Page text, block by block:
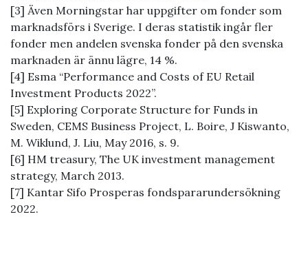
[3] Även Morningstar har uppgifter om fonder som
marknadsförs i Sverige. I deras statistik ingår fler
fonder men andelen svenska fonder på den svenska
marknaden är ännu lägre, 14 %.
[4] Esma “Performance and Costs of EU Retail
Investment Products 2022”.
[5] Exploring Corporate Structure for Funds in
Sweden, CEMS Business Project, L. Boire, J Kiswanto,
M. Wiklund, J. Liu, May 2016, s. 9.
[6] HM treasury, The UK investment management
strategy, March 2013.
[7] Kantar Sifo Prosperas fondspararundersökning
2022.